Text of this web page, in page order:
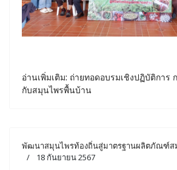
อ่านเพิ่มเติม: ถ่ายทอดอบรมเชิงปฏิบัติการ
กับสมุนไพรพื้นบ้าน
พัฒนาสมุนไพรท้องถิ่นสู่มาตรฐานผลิตภัณฑ์ส
18 กันยายน 2567